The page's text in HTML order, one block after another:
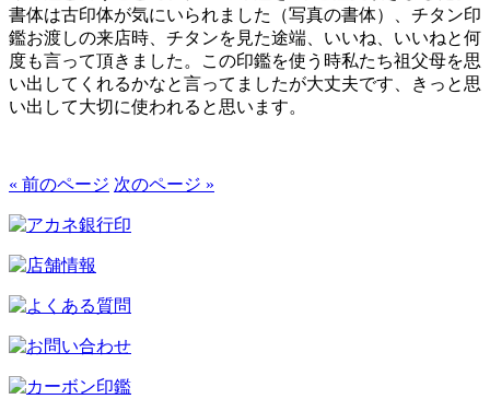
書体は古印体が気にいられました（写真の書体）、チタン印
鑑お渡しの来店時、チタンを見た途端、いいね、いいねと何
度も言って頂きました。この印鑑を使う時私たち祖父母を思
い出してくれるかなと言ってましたが大丈夫です、きっと思
い出して大切に使われると思います。
« 前のページ 次のページ »